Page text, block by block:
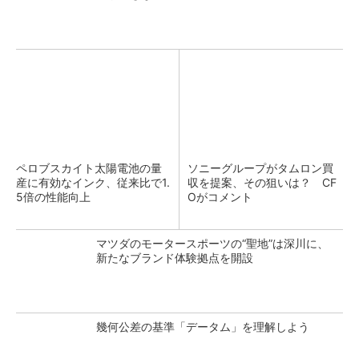
ペロブスカイト太陽電池の量
産に有効なインク、従来比で1.
5倍の性能向上
ソニーグループがタムロン買
収を提案、その狙いは？ CF
Oがコメント
マツダのモータースポーツの“聖地”は深川に、
新たなブランド体験拠点を開設
幾何公差の基準「データム」を理解しよう